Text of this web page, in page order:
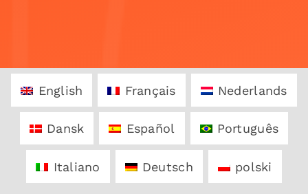
English Français Nederlands
Dansk Español Português
Italiano Deutsch polski